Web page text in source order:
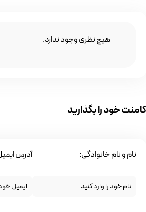
هیچ نظری وجود ندارد.
کامنت خود را بگذارید
نام و نام خانوادگی: آدرس